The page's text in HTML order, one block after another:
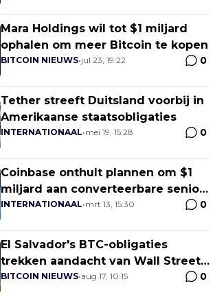
Mara Holdings wil tot $1 miljard
ophalen om meer Bitcoin te kopen
BITCOIN NIEUWS•jul 23, 19:22 0
Tether streeft Duitsland voorbij in
Amerikaanse staatsobligaties
INTERNATIONAAL•mei 19, 15:28 0
Coinbase onthult plannen om $1
miljard aan converteerbare senior
notes aan te bieden
INTERNATIONAAL•mrt 13, 15:30 0
El Salvador's BTC-obligaties
trekken aandacht van Wall Street-
giganten
BITCOIN NIEUWS•aug 17, 10:15 0